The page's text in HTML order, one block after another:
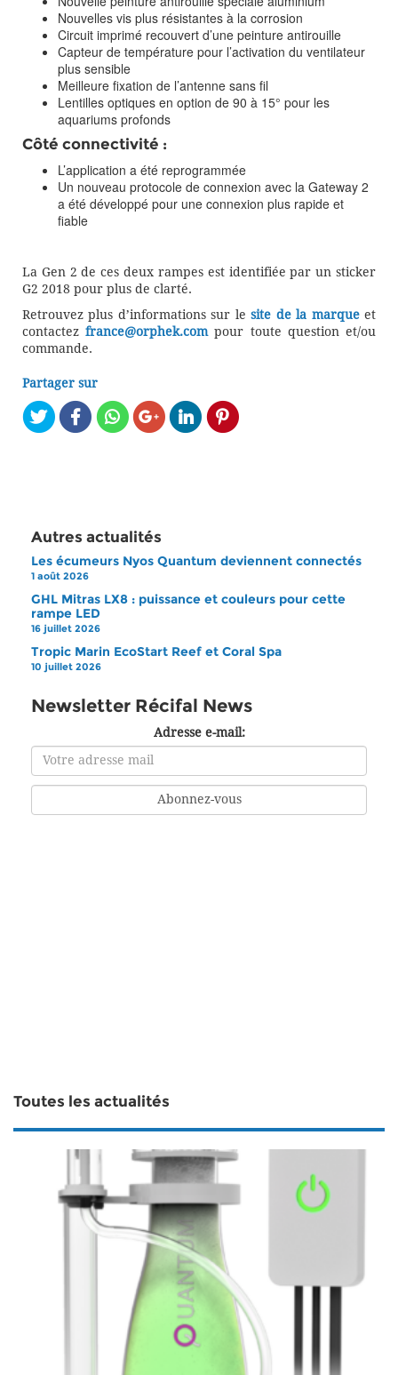
Nouvelles vis plus résistantes à la corrosion
Circuit imprimé recouvert d’une peinture antirouille
Capteur de température pour l’activation du ventilateur
plus sensible
Meilleure fixation de l’antenne sans fil
Lentilles optiques en option de 90 à 15° pour les
aquariums profonds
Côté connectivité :
L’application a été reprogrammée
Un nouveau protocole de connexion avec la Gateway 2
a été développé pour une connexion plus rapide et
fiable
La Gen 2 de ces deux rampes est identifiée par un sticker
G2 2018 pour plus de clarté.
Retrouvez plus d’informations sur lesite de la marqueet
contactezfrance@orphek.compour toute question et/ou
commande.
Partager sur
Autres actualités
Les écumeurs Nyos Quantum deviennent connectés
1 août 2026
GHL Mitras LX8 : puissance et couleurs pour cette
rampe LED
16 juillet 2026
Tropic Marin EcoStart Reef et Coral Spa
10 juillet 2026
Newsletter Récifal News
Adresse e-mail:
Toutes les actualités